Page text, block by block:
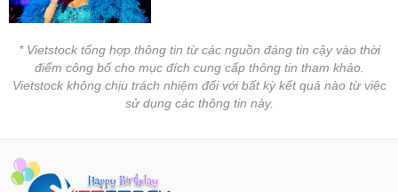
* Vietstock tổng hợp thông tin từ các nguồn đáng tin cậy vào thời
điểm công bố cho mục đích cung cấp thông tin tham khảo.
Vietstock không chịu trách nhiệm đối với bất kỳ kết quả nào từ việc
sử dụng các thông tin này.